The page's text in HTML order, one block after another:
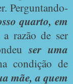
Perguntando-
quarto, em
razão de ser
ser uma
condição de
mãe, a quem